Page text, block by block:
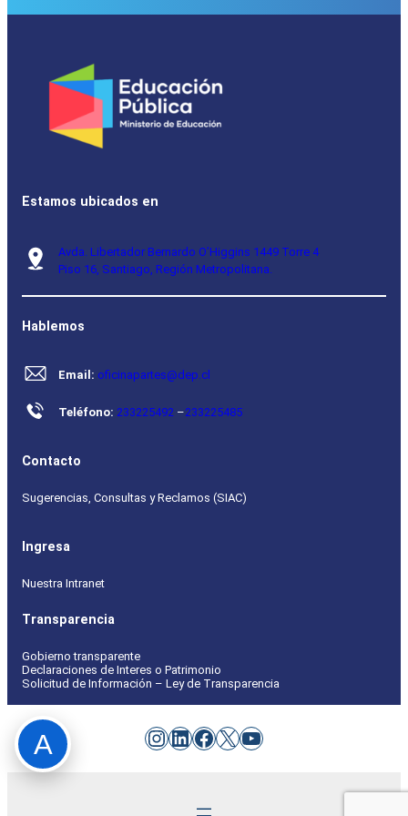
Estamos ubicados en
Avda. Libertador Bernardo O’Higgins 1449 Torre 4
Piso 16, Santiago, Región Metropolitana.
Hablemos
Email: oficinapartes@dep.cl
Teléfono: 233225492 –233225485
Contacto
Sugerencias, Consultas y Reclamos (SIAC)
Ingresa
Nuestra Intranet
Transparencia
Gobierno transparente
Declaraciones de Interes o Patrimonio
Solicitud de Información – Ley de Transparencia
Instagram
LinkedIn
Facebook
X YouTube
A